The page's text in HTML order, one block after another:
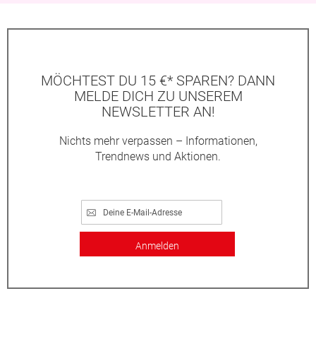
MÖCHTEST DU 15 €* SPAREN? DANN
MELDE DICH ZU UNSEREM
NEWSLETTER AN!
Nichts mehr verpassen – Informationen,
Trendnews und Aktionen.
Anmelden